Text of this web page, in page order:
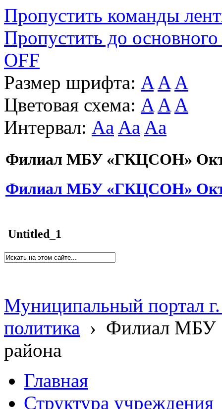
Пропустить команды
Пропустить до основного
OFF
Размер шрифта: A A A
Цветовая схема: A A A
Интервал: Aa Aa Aa
Филиал МБУ «ГКЦСОН»
Филиал МБУ «ГКЦСОН»
Untitled_1
Муниципальный портал
политика › Филиал МБУ
района
Главная
Структура учреждения